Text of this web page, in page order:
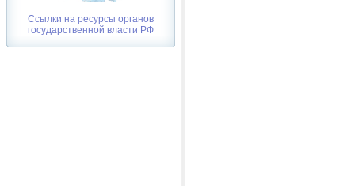
Ссылки на ресурсы органов
государственной власти РФ